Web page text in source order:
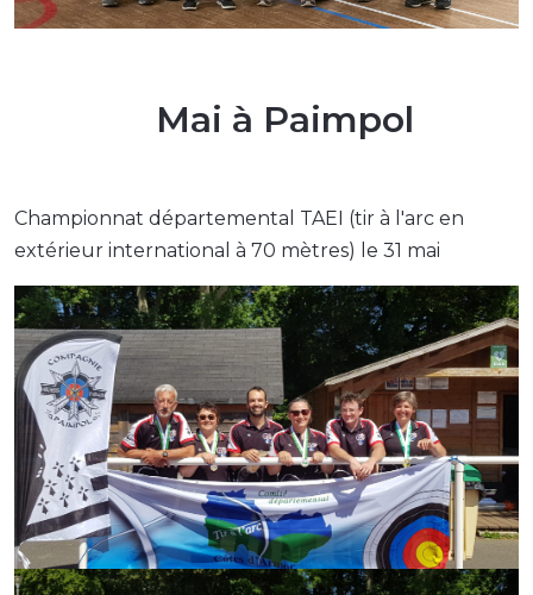
Mai à Paimpol
Championnat départemental TAEI (tir à l'arc en
extérieur international à 70 mètres) le 31 mai